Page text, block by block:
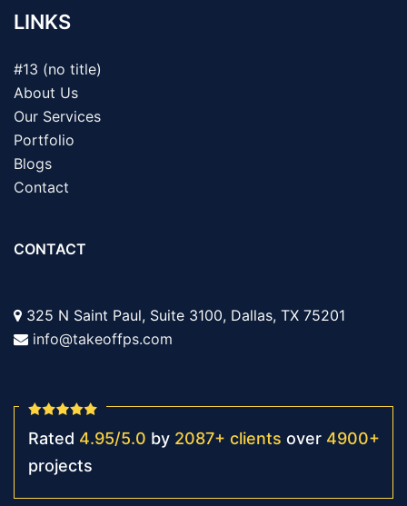
LINKS
#13 (no title)
About Us
Our Services
Portfolio
Blogs
Contact
CONTACT
325 N Saint Paul, Suite 3100, Dallas, TX 75201
info@takeoffps.com
Rated 4.95/5.0 by 2087+ clients over 4900+
projects